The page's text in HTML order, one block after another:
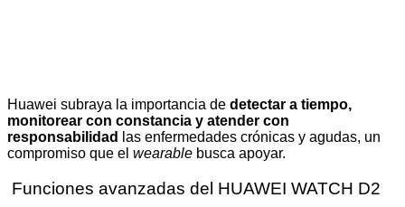
Huawei subraya la importancia de detectar a tiempo,
monitorear con constancia y atender con
responsabilidad
las enfermedades crónicas y agudas, un
compromiso que el wearable busca apoyar.
Funciones avanzadas del HUAWEI WATCH D2